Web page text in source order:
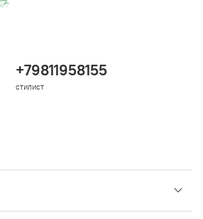
+79811958155
стилист